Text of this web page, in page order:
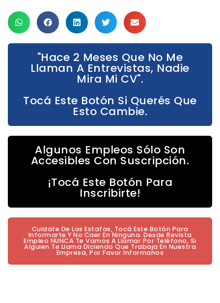
"Hace 2 Meses Que No Me
Llaman A Entrevistas, Nadie
Mira Mi CV".
Tocá Este Botón Si Querés Que
Esto Cambie.
Algunos Empleos Sólo Son
Accesibles Con Suscripción.
¡Tocá Este Botón Para
Inscribirte!
Cuidate De Las Estafas, Tocá Este Botón Para
Informarte Y No Caer En Ninguna. Desde Revista
Empleo NUNCA Te Vamos A Llamar Por Teléfono, Si
Alguien Te Llama Diciendo Que Trabaja En Nuestra
Empresa, Por Favor Informanos